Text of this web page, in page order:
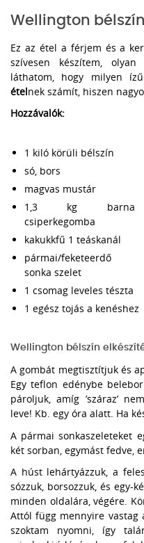
Wellington bélszín
Ez az étel a férjem és a
szívesen készítem,
láthatom, hogy milyen
ételnek számít, hiszen
Hozzávalók:
1 kiló körüli bélszín
só, bors
magvas mustár
1,3 kg barna
csiperkegomba
kakukkfű 1 teáskanál
pármai/feketeerdő
sonka szelet
1 csomag leveles tészta
1 egész tojás a kenéshez
Wellington bélszín
A gombát megtisztítjuk és
Egy teflon edénybe
pároljuk, amíg ’száraz’
leve! Kb. egy óra alatt. Ha
A pármai sonkaszeleteket
két sorban, egymást fedve,
A húst lehártyázzuk, a
sózzuk, borsozzuk, és egy-
minden oldalára, végére.
Attól függ mennyire vastag
szoktam nyomni, így